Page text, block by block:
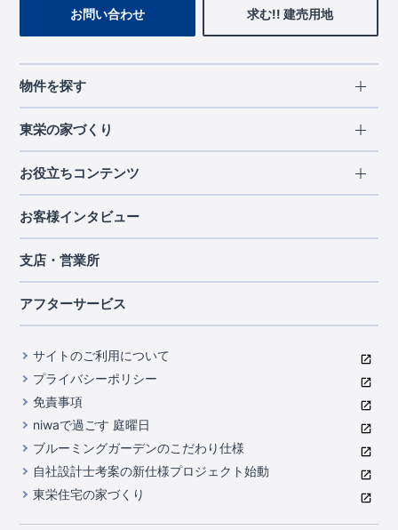
お問い合わせ 求む!! 建売用地
物件を探す
エリアから探す
北海道・東北
北海道
宮城県
千葉県
中部
山梨県
静岡県
滋賀県
京都府
中国・四国
岡山県
広島県
九州・沖縄
福岡県
熊本県
東栄の家づくり
長期優良住宅
住宅性能評価書
ブルーミングガーデンは地震につよい<建物編>
室内空間を快適に保つ断熱性能
コストパフォーマンスに自信
充実のアフターサポート
第三者評価によるお墨付き
家づくりのプロにも選ばれるブルーミングガーデン
住んでみるとじわじわ伝わる暮らしやすさへのこだわり
自社一貫体制
お役立ちコンテンツ
ご契約までの道のり
現地見学ガイド
ご紹介制度のご案内
東栄INDEX（用語集）
お客様インタビュー
支店・営業所
アフターサービス
サイトのご利用について
プライバシーポリシー
免責事項
niwaで過ごす 庭曜日
ブルーミングガーデンのこだわり仕様
自社設計士考案の新仕様プロジェクト始動
東栄住宅の家づくり